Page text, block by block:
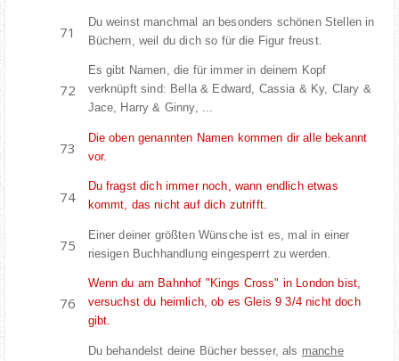
Du weinst manchmal an besonders schönen Stellen in
Büchern, weil du dich so für die Figur freust.
Es gibt Namen, die für immer in deinem Kopf
verknüpft sind: Bella & Edward, Cassia & Ky, Clary &
Jace, Harry & Ginny, ...
Die oben genannten Namen kommen dir alle bekannt
vor.
Du fragst dich immer noch, wann endlich etwas
kommt, das nicht auf dich zutrifft.
Einer deiner größten Wünsche ist es, mal in einer
riesigen Buchhandlung eingesperrt zu werden.
Wenn du am Bahnhof "Kings Cross" in London bist,
versuchst du heimlich, ob es Gleis 9 3/4 nicht doch
gibt.
Du behandelst deine Bücher besser, als manche